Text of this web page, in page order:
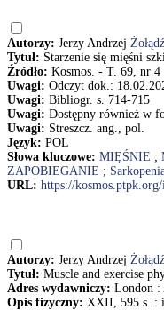
Autorzy: Jerzy Andrzej Żołądź
Tytuł: Starzenie się mięśni
Źródło: Kosmos. - T. 69, nr
Uwagi: Odczyt dok.:
Uwagi: Bibliogr. s. 714-715
Uwagi: Dostępny również w
Uwagi: Streszcz. ang., pol.
Język: POL
Słowa kluczowe: MIĘŚNIE ;
ZAPOBIEGANIE ;
URL: https://
Autorzy: Jerzy Andrzej Żołądź
Tytuł: Muscle and exercise
Adres wydawniczy: London :
Opis fizyczny: XXII, 595 s. :